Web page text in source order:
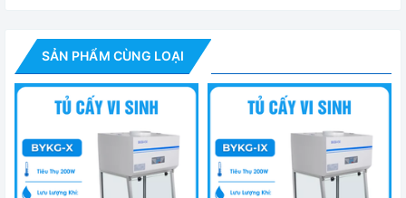
Thông số
Model
BYKG-XII
Kích thước trong (W*D*H)
Màn hình
Màn hình
SẢN PHẨM CÙNG LOẠI